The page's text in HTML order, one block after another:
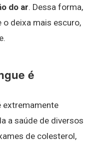
do ar. Dessa forma,
o deixa mais escuro,
é
extremamente
a saúde de diversos
de colesterol,